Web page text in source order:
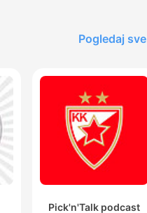
Pogledaj sve
Pick'n'Talk podcast